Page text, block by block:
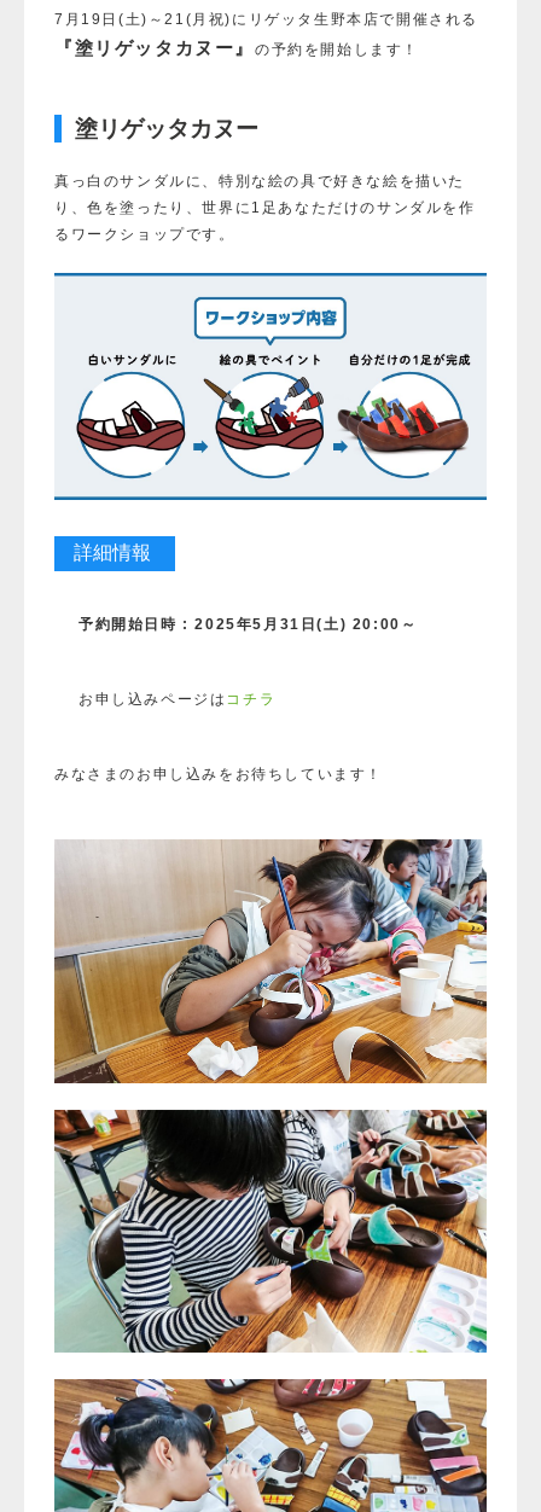
7月19日(土)～21(月祝)にリゲッタ生野本店で開催される
『塗リゲッタカヌー』 の予約を開始します！
塗リゲッタカヌー
真っ白のサンダルに、特別な絵の具で好きな絵を描いた
り、色を塗ったり、世界に1足あなただけのサンダルを作
るワークショップです。
詳細情報
予約開始日時 : 2025年5月31日(土) 20:00～
お申し込みページは コチラ
みなさまのお申し込みをお待ちしています！